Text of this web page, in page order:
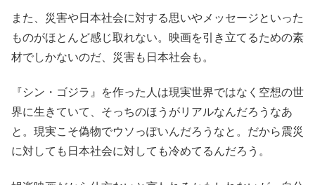
また、災害や日本社会に対する思いやメッセージといった
ものがほとんど感じ取れない。映画を引き立てるための素
材でしかないのだ、災害も日本社会も。
『シン・ゴジラ』を作った人は現実世界ではなく空想の世
界に生きていて、そっちのほうがリアルなんだろうなあ
と。現実こそ偽物でウソっぽいんだろうなと。だから震災
に対しても日本社会に対しても冷めてるんだろう。